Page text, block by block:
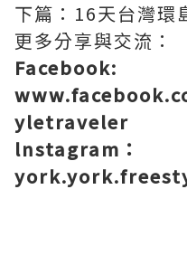
下篇：16天台灣環
更多分享與交流：
Facebook:
yletraveler
lnstagram：